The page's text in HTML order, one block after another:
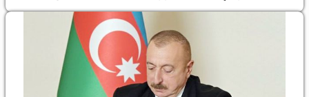
informasiyadan qorunması haqqında" Azərbaycan
Respublikasının qanunlarında dəyişiklik edilməsi barədə"
Azərbaycan Respublikasının 2026-cı il 30 iyun tarixli 431-
VIIQD nömrəli Qanununun tətbiqi və bununla əlaqədar
Azərbaycan Respublikası Prezidentinin bəzi